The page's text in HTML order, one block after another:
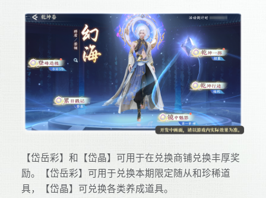
【岱岳彩】和【岱晶】可用于在兑换商铺兑换丰厚奖
励。【岱岳彩】可用于兑换本期限定随从和珍稀道
具，【岱晶】可兑换各类养成道具。